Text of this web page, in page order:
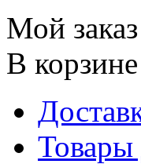
Мой заказ
В
Товары